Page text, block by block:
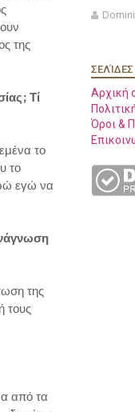
της
Τί
το
το
εγώ να
της
τους
από τα
ΣΕΛΊΔΕΣ
Αρχική
Όροι &